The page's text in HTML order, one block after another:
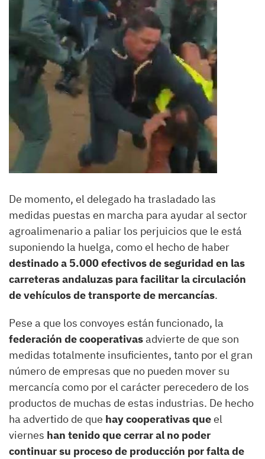
De momento, el delegado ha trasladado las
medidas puestas en marcha para ayudar al sector
agroalimenario a paliar los perjuicios que le está
suponiendo la huelga, como el hecho de haber
destinado a 5.000 efectivos de seguridad en las
carreteras andaluzas para facilitar la circulación
de vehículos de transporte de mercancías.
Pese a que los convoyes están funcionado, la
federación de cooperativasadvierte de que son
medidas totalmente insuficientes, tanto por el gran
número de empresas que no pueden mover su
mercancía como por el carácter perecedero de los
productos de muchas de estas industrias. De hecho
ha advertido de que hay cooperativas queel
viernes han tenido que cerrar al no poder
continuar su proceso de producción por falta de